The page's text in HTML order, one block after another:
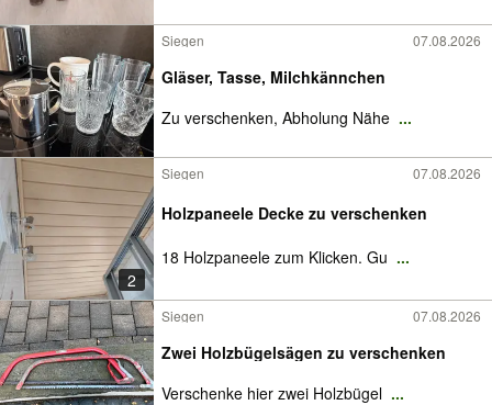
Siegen 07.08.2026
Gläser, Tasse, Milchkännchen
Zu verschenken, Abholung Nähe ...
2
Siegen 07.08.2026
Holzpaneele Decke zu verschenken
18 Holzpaneele zum Klicken. Gu ...
Siegen 07.08.2026
Zwei Holzbügelsägen zu verschenken
Verschenke hier zwei Holzbügel ...